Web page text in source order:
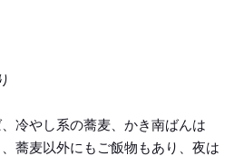
冷やし系の蕎麦、かき南ばんは
、蕎麦以外にもご飯物もあり、夜は